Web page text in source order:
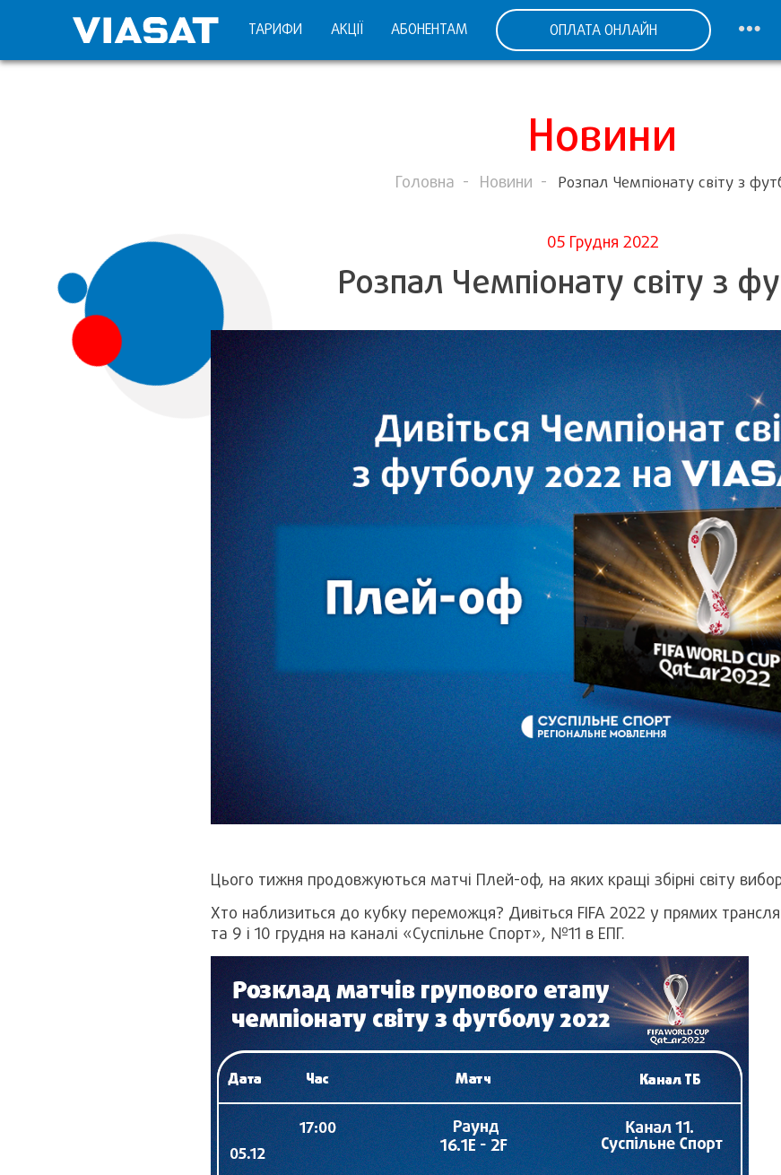
ТАРИФИ АКЦІЇ АБОНЕНТАМ ОПЛАТА ОНЛАЙН
Новини
Головна Новини Розпал Чемпіонату світу з
05 Грудня 2022
Розпал Чемпіонату світу з
Цього тижня продовжуються матчі Плей-оф, на яких кращі збірні світу
Хто наблизиться до кубку переможця? Дивіться FIFA 2022 у прямих
та 9 і 10 грудня на каналі «Суспільне Спорт», №11 в ЕПГ.